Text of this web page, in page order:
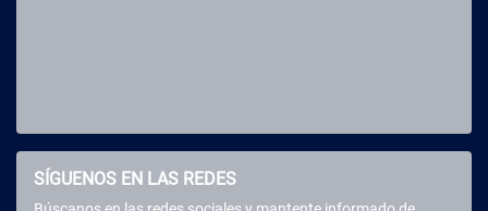
SÍGUENOS EN LAS REDES